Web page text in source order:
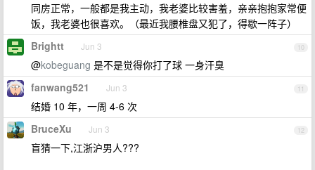
同房正常，一般都是我主动，我老婆比较害羞，亲亲抱抱家常便
饭，我老婆也很喜欢。（最近我腰椎盘又犯了，得歇一阵子）
10
Brightt Jun 3
@kobeguang 是不是觉得你打了球 一身汗臭
11
fanwang521 Jun 3
结婚 10 年，一周 4-6 次
12
BruceXu Jun 3
盲猜一下,江浙沪男人???